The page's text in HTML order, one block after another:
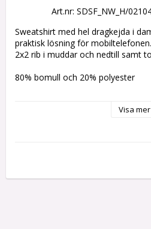
Art.nr: SDSF_NW_H/
Sweatshirt med hel dragkejda i
praktisk lösning för
2x2 rib i muddar och nedtill samt
80% bomull och 20% polyester
Visa mer